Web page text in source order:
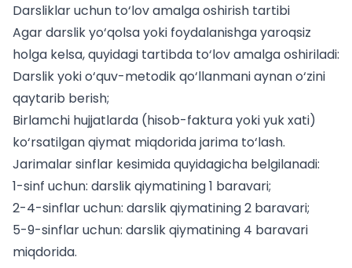
Darsliklar uchun to‘lov amalga oshirish tartibi
Agar darslik yo‘qolsa yoki foydalanishga yaroqsiz
holga kelsa, quyidagi tartibda to‘lov amalga oshiriladi:
Darslik yoki o‘quv-metodik qo‘llanmani aynan o‘zini
qaytarib berish;
Birlamchi hujjatlarda (hisob-faktura yoki yuk xati)
ko‘rsatilgan qiymat miqdorida jarima to‘lash.
Jarimalar sinflar kesimida quyidagicha belgilanadi:
1-sinf uchun: darslik qiymatining 1 baravari;
2-4-sinflar uchun: darslik qiymatining 2 baravari;
5-9-sinflar uchun: darslik qiymatining 4 baravari
miqdorida.